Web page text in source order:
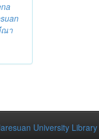
ณา
University Library